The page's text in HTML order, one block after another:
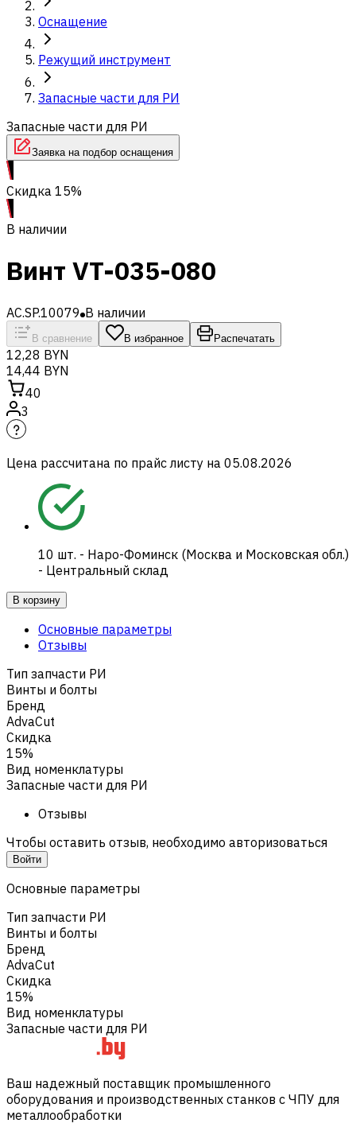
Оснащение
Режущий инструмент
Запасные части для РИ
Запасные части для РИ
Заявка на подбор оснащения
Скидка 15%
В наличии
Винт VT-035-080
AC.SP.10079 В наличии
В сравнение В избранное Распечатать
12,28 BYN
14,44 BYN
40
3
Цена рассчитана по прайс листу на 05.08.2026
10 шт. - Наро-Фоминск (Москва и Московская обл.)
- Центральный склад
В корзину
Основные параметры
Отзывы
Тип запчасти РИ
Винты и болты
Бренд
AdvaCut
Скидка
15%
Вид номенклатуры
Запасные части для РИ
Отзывы
Чтобы оставить отзыв, необходимо авторизоваться
Войти
Основные параметры
Тип запчасти РИ
Винты и болты
Бренд
AdvaCut
Скидка
15%
Вид номенклатуры
Запасные части для РИ
Ваш надежный поставщик промышленного
оборудования и производственных станков с ЧПУ для
металлообработки